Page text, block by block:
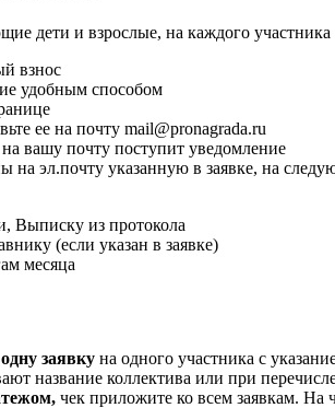
дети и взрослые, на каждого участника
взнос
удобным способом
ее на почту mail@pronagrada.ru
вашу почту поступит уведомление
на эл.почту указанную в заявке, на
Выписку из протокола
(если указан в заявке)
месяца
заявку на одного участника с
название коллектива или при
чек приложите ко всем заявкам. На